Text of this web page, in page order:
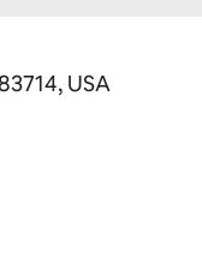
USA